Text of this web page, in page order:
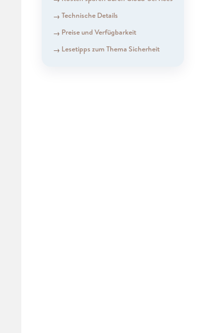
Technische Details
Preise und Verfügbarkeit
Lesetipps zum Thema Sicherheit